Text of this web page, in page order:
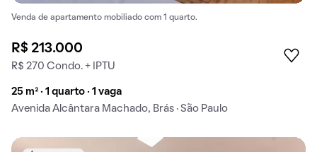
Venda de apartamento mobiliado com 1 quarto.
R$ 213.000
R$ 270 Condo. + IPTU
25 m² · 1 quarto · 1 vaga
Avenida Alcântara Machado, Brás · São Paulo